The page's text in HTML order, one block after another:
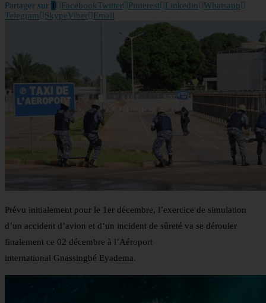
Partager sur 1 FacebookTwitter Pinterest Linkedin
Whatsapp
Telegram
SkypeViber Email
Prévu initialement pour le 1er décembre, l’exercice de simulation
d’un accident d’avion et d’un incident de sûreté va se dérouler
finalement ce 02 décembre à l’Aéroport
international Gnassingbé Eyadema.